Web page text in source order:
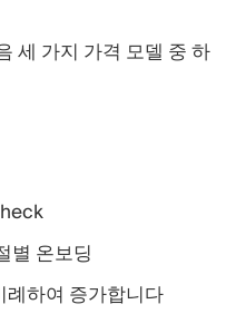
세 가지 가격 모델 중 하
별 온보딩
례하여 증가합니다